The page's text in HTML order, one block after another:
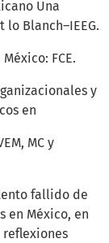
Una
Blanch–IEEG.
FCE.
y
en
MC y
fallido de
en México, en
reflexiones